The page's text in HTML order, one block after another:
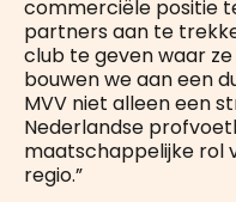
commerciële positie
partners aan te
club te geven waar
bouwen we aan een
MVV niet alleen een
Nederlandse
maatschappelijke rol
regio.”